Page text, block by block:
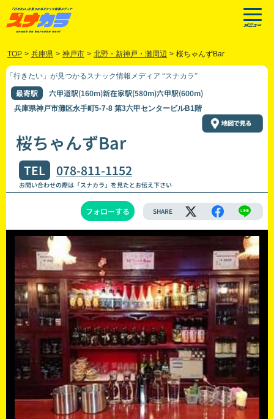
TOP > 兵庫県 > 神戸市 > 北野・新神戸・灘周辺 > 桜ちゃんずBar
「行きたい」が見つかるスナック情報メディア “スナカラ”
最寄駅 六甲道駅(160m)新在家駅(580m)六甲駅(600m)
兵庫県神戸市灘区永手町5-7-8 第3六甲センタービルB1階
桜ちゃんずBar
TEL 078-811-1152
お問い合わせの際は「スナカラ」を見たとお伝え下さい
フォローする SHARE